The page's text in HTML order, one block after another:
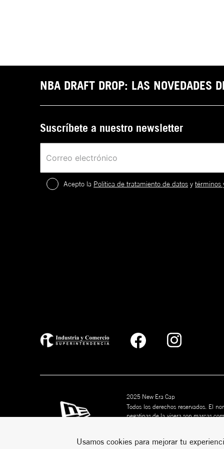
Usamos cookies para mejorar tu
NBA DRAFT DROP: LAS NOVEDADES
Suscríbete a nuestro newsletter
Acepto la Política de tratamiento de datos ytérminos
2025 New Era Cap
Todos los derechos reservados. El
pegatinas de la visera son marcas